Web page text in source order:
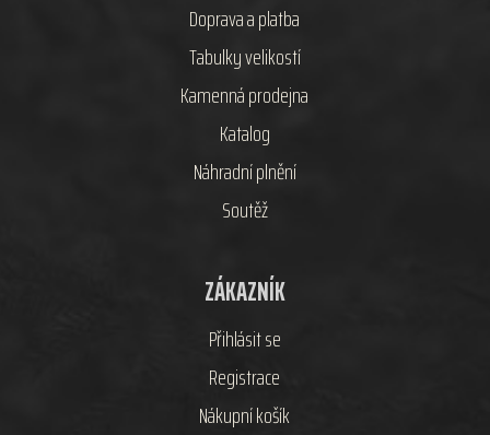
Doprava a platba
Tabulky velikostí
Kamenná prodejna
Katalog
Náhradní plnění
Soutěž
ZÁKAZNÍK
Přihlásit se
Registrace
Nákupní košík